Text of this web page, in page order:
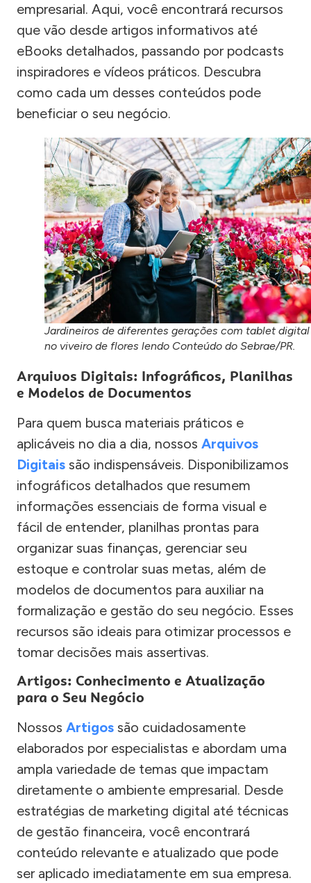
empresarial. Aqui, você encontrará recursos
que vão desde artigos informativos até
eBooks detalhados, passando por podcasts
inspiradores e vídeos práticos. Descubra
como cada um desses conteúdos pode
beneficiar o seu negócio.
Jardineiros de diferentes gerações com tablet digital
no viveiro de flores lendo Conteúdo do Sebrae/PR.
Arquivos Digitais: Infográficos, Planilhas
e Modelos de Documentos
Para quem busca materiais práticos e
aplicáveis no dia a dia, nossos Arquivos
Digitais são indispensáveis. Disponibilizamos
infográficos detalhados que resumem
informações essenciais de forma visual e
fácil de entender, planilhas prontas para
organizar suas finanças, gerenciar seu
estoque e controlar suas metas, além de
modelos de documentos para auxiliar na
formalização e gestão do seu negócio. Esses
recursos são ideais para otimizar processos e
tomar decisões mais assertivas.
Artigos: Conhecimento e Atualização
para o Seu Negócio
Nossos Artigos são cuidadosamente
elaborados por especialistas e abordam uma
ampla variedade de temas que impactam
diretamente o ambiente empresarial. Desde
estratégias de marketing digital até técnicas
de gestão financeira, você encontrará
conteúdo relevante e atualizado que pode
ser aplicado imediatamente em sua empresa.